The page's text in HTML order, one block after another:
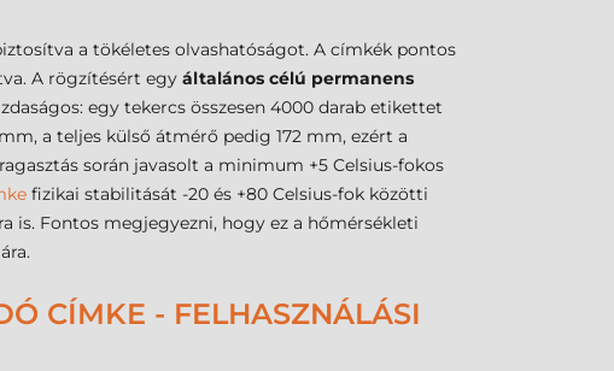
a tökéletes olvashatóságot. A címkék pontos
A rögzítésért egy általános célú permanens
egy tekercs összesen 4000 darab etikettet
a teljes külső átmérő pedig 172 mm, ezért a
során javasolt a minimum +5 Celsius-fokos
fizikai stabilitását -20 és +80 Celsius-fok közötti
is. Fontos megjegyezni, hogy ez a hőmérsékleti
CÍMKE - FELHASZNÁLÁSI